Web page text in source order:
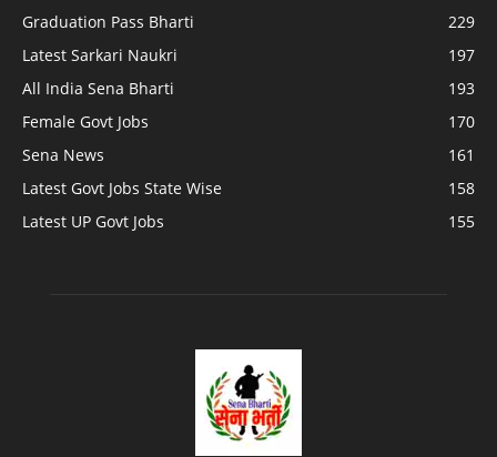
Graduation Pass Bharti
229
Latest Sarkari Naukri
197
All India Sena Bharti
193
Female Govt Jobs
170
Sena News
161
Latest Govt Jobs State Wise
158
Latest UP Govt Jobs
155